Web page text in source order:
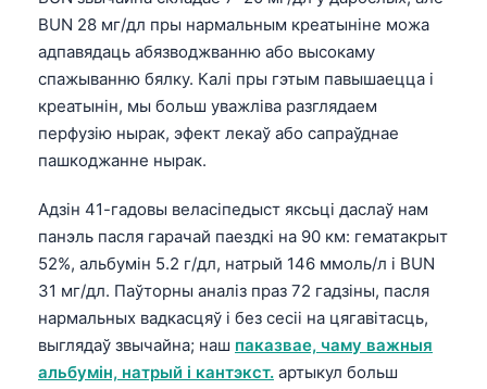
BUN 28 мг/дл пры нармальным креатыніне можа
адпавядаць абязводжванню або высокаму
спажыванню бялку. Калі пры гэтым павышаецца і
креатынін, мы больш уважліва разглядаем
перфузію нырак, эфект лекаў або сапраўднае
пашкоджанне нырак.
Адзін 41-гадовы веласіпедыст яксьці даслаў нам
панэль пасля гарачай паездкі на 90 км: гематакрыт
52%, альбумін 5.2 г/дл, натрый 146 ммоль/л і BUN
31 мг/дл. Паўторны аналіз праз 72 гадзіны, пасля
нармальных вадкасцяў і без сесіі на цягавітасць,
выглядаў звычайна; наш паказвае, чаму важныя
альбумін, натрый і кантэкст. артыкул больш